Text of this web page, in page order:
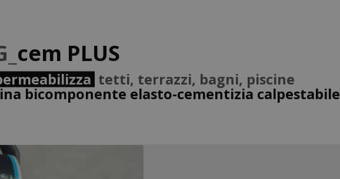
cem PLUS
tetti, terrazzi, bagni, piscine
bicomponente elasto-cementizia calpestabile